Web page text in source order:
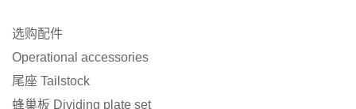
选购配件
Operational accessories
尾座 Tailstock
蜂巢板 Dividing plate set